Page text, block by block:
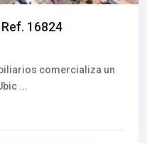
16824
comercializa un
...